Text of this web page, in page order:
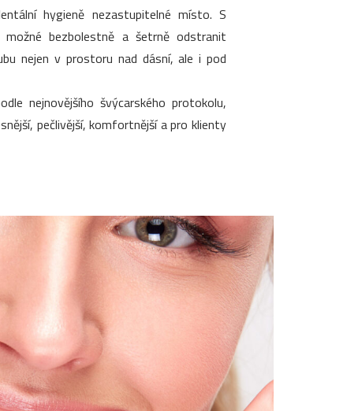
hygieně nezastupitelné místo. S
možné bezbolestně a šetrně odstranit
nejen v prostoru nad dásní, ale i pod
nejnovějšího švýcarského protokolu,
pečlivější, komfortnější a pro klienty